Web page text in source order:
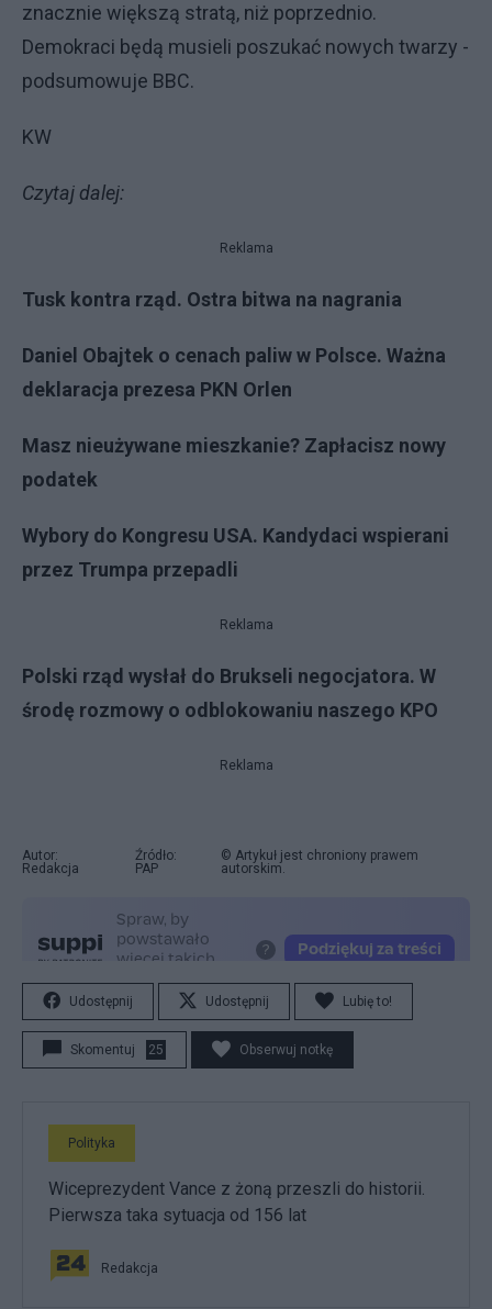
znacznie większą stratą, niż poprzednio.
Demokraci będą musieli poszukać nowych twarzy -
podsumowuje BBC.
KW
Czytaj dalej:
Reklama
Tusk kontra rząd. Ostra bitwa na nagrania
Daniel Obajtek o cenach paliw w Polsce. Ważna
deklaracja prezesa PKN Orlen
Masz nieużywane mieszkanie? Zapłacisz nowy
podatek
Wybory do Kongresu USA. Kandydaci wspierani
przez Trumpa przepadli
Reklama
Polski rząd wysłał do Brukseli negocjatora. W
środę rozmowy o odblokowaniu naszego KPO
Reklama
Autor:
Redakcja
Źródło:
PAP
© Artykuł jest chroniony prawem
autorskim.
Udostępnij Udostępnij Lubię to!
Skomentuj 25 Obserwuj notkę
Polityka
Wiceprezydent Vance z żoną przeszli do historii.
Pierwsza taka sytuacja od 156 lat
Redakcja